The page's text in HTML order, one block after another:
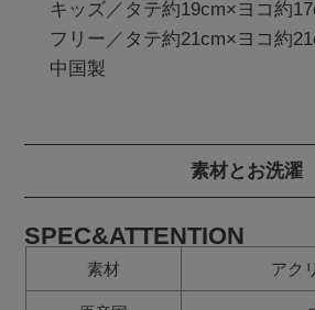
キッズ／タテ約19cm×ヨコ約
フリー／タテ約21cm×ヨコ約
中国製
素材とお洗濯
SPEC&ATTENTION
素材 アク